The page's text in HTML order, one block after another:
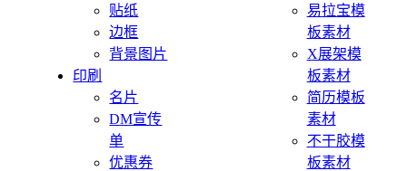
贴纸
边框
背景图片
印刷
名片
DM宣传
单
优惠券
易拉宝模
板素材
X展架模
板素材
简历模板
素材
不干胶模
板素材